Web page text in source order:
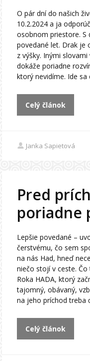
O pár dní do našich
10.2.2024 a ja
osobnom priestore. S
povedané let. Drak je
z výšky. Inými
dokáže poriadne
ktorý nevidíme. Ide sa
Celý článok
Janka Sapietová
Pred
poriadne
Lepšie povedané –
čerstvému, čo sem
na nás Had, hneď
niečo stojí v ceste.
Roka HADA, ktorý
tajomný, obávaný,
na jeho príchod treba
Celý článok